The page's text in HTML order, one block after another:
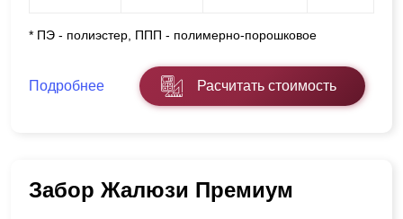
* ПЭ - полиэстер, ППП - полимерно-порошковое
Подробнее Расчитать стоимость
Забор Жалюзи Премиум